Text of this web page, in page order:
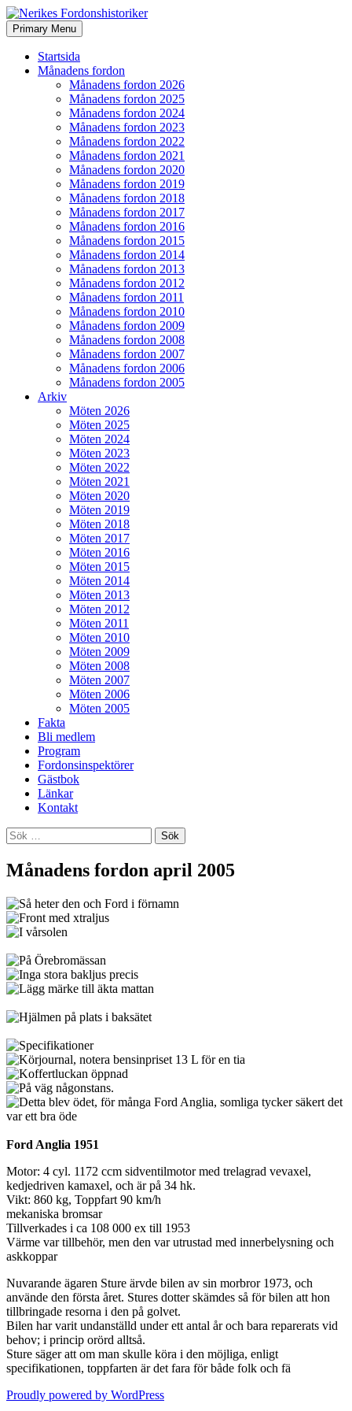
Nerikes Fordonshistoriker
Search
Primary Menu Skip
to
Startsida
Månadens fordon
Månadens fordon 2026
Månadens fordon 2025
Månadens fordon 2024
Månadens fordon 2023
Månadens fordon 2022
Månadens fordon 2021
Månadens fordon 2020
Månadens fordon 2019
Månadens fordon 2018
Månadens fordon 2017
Månadens fordon 2016
Månadens fordon 2015
Månadens fordon 2014
Månadens fordon 2013
Månadens fordon 2012
Månadens fordon 2011
Månadens fordon 2010
Månadens fordon 2009
Månadens fordon 2008
Månadens fordon 2007
Månadens fordon 2006
Månadens fordon 2005
Arkiv
Möten 2026
Möten 2025
Möten 2024
Möten 2023
Möten 2022
Möten 2021
Möten 2020
Möten 2019
Möten 2018
Möten 2017
Möten 2016
Möten 2015
Möten 2014
Möten 2013
Möten 2012
Möten 2011
Möten 2010
Möten 2009
Möten 2008
Möten 2007
Möten 2006
Möten 2005
Fakta
Bli medlem
Program
Fordonsinspektörer
Gästbok
Länkar
Kontakt
Sök
efter:
Månadens fordon april 2005
Ford Anglia 1951
Motor: 4 cyl. 1172 ccm sidventilmotor med trelagrad vevaxel,
kedjedriven kamaxel, och är på 34 hk.
Vikt: 860 kg, Toppfart 90 km/h
mekaniska bromsar
Tillverkades i ca 108 000 ex till 1953
Värme var tillbehör, men den var utrustad med innerbelysning och
askkoppar
Nuvarande ägaren Sture ärvde bilen av sin morbror 1973, och
använde den första året. Stures dotter skämdes så för bilen att hon
tillbringade resorna i den på golvet.
Bilen har varit undanställd under ett antal år och bara reparerats vid
behov; i princip orörd alltså.
Sture säger att om man skulle köra i den möjliga, enligt
specifikationen, toppfarten är det fara för både folk och fä
Proudly powered by WordPress